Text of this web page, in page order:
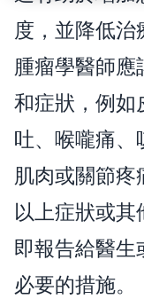
度，並降低治
腫瘤學醫師
和症狀，例如
吐、喉嚨痛、
肌肉或關節
以上症狀或
即報告給醫生
必要的措施。